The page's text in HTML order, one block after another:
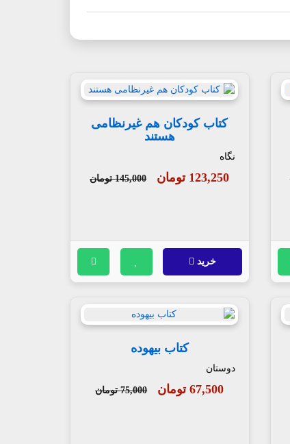
کتاب کودکان هم غیرنظامی
هستند
نگاه
123,250 تومان 145,000 تومان
خرید
کتاب بیهوده
دوستان
67,500 تومان 75,000 تومان